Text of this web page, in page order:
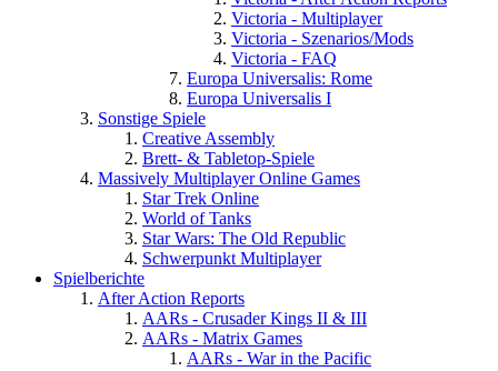
Victoria - Multiplayer
Victoria - Szenarios/Mods
Victoria - FAQ
Europa Universalis: Rome
Europa Universalis I
Sonstige Spiele
Creative Assembly
Brett- & Tabletop-Spiele
Massively Multiplayer Online Games
Star Trek Online
World of Tanks
Star Wars: The Old Republic
Schwerpunkt Multiplayer
Spielberichte
After Action Reports
AARs - Crusader Kings II & III
AARs - Matrix Games
AARs - War in the Pacific